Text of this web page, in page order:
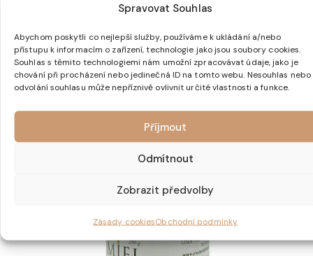
Spravovat Souhlas
Abychom poskytli co nejlepší služby, používáme k ukládání a/nebo
přístupu k informacím o zařízení, technologie jako jsou soubory cookies.
Souhlas s těmito technologiemi nám umožní zpracovávat údaje, jako je
chování při procházení nebo jedinečná ID na tomto webu. Nesouhlas nebo
odvolání souhlasu může nepříznivě ovlivnit určité vlastnosti a funkce.
Příjmout
Odmítnout
Zobrazit předvolby
Zásady cookiesObchodní podmínky
Související produkty